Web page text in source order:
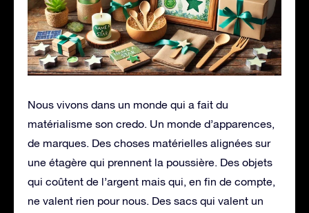
Nous vivons dans un monde qui a fait du
matérialisme son credo. Un monde d’apparences,
de marques. Des choses matérielles alignées sur
une étagère qui prennent la poussière. Des objets
qui coûtent de l’argent mais qui, en fin de compte,
ne valent rien pour nous. Des sacs qui valent un